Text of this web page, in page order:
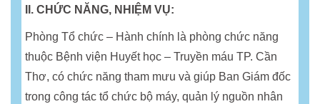
II. CHỨC NĂNG, NHIỆM VỤ:
Phòng Tổ chức – Hành chính là phòng chức năng
thuộc Bệnh viện Huyết học – Truyền máu TP. Cần
Thơ, có chức năng tham mưu và giúp Ban Giám đốc
trong công tác tổ chức bộ máy, quản lý nguồn nhân